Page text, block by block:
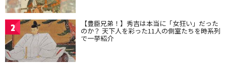
2 【豊臣兄弟！】秀吉は本当に「女狂い」だった
のか？ 天下人を彩った11人の側室たちを時系列
で一挙紹介